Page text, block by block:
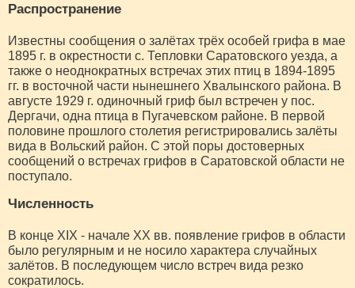
Распространение
Известны сообщения о залётах трёх особей грифа в мае
1895 г. в окрестности с. Тепловки Саратовского уезда, а
также о неоднократных встречах этих птиц в 1894-1895
гг. в восточной части нынешнего Хвалынского района. В
августе 1929 г. одиночный гриф был встречен у пос.
Дергачи, одна птица в Пугачевском районе. В первой
половине прошлого столетия регистрировались залёты
вида в Вольский район. С этой поры достоверных
сообщений о встречах грифов в Саратовской области не
поступало.
Численность
В конце XIX - начале XX вв. появление грифов в области
было регулярным и не носило характера случайных
залётов. В последующем число встреч вида резко
сократилось.